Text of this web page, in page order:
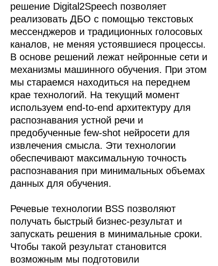
решение Digital2Speech позволяет
реализовать ДБО с помощью текстовых
мессенджеров и традиционных голосовых
каналов, не меняя устоявшиеся процессы.
В основе решений лежат нейронные сети и
механизмы машинного обучения. При этом
мы стараемся находиться на переднем
крае технологий. На текущий момент
используем end-to-end архитектуру для
распознавания устной речи и
предобученные few-shot нейросети для
извлечения смысла. Эти технологии
обеспечивают максимальную точность
распознавания при минимальных объемах
данных для обучения.
Речевые технологии BSS позволяют
получать быстрый бизнес-результат и
запускать решения в минимальные сроки.
Чтобы такой результат становится
возможным мы подготовили